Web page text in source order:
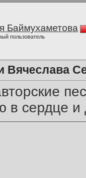
Баймухаметова
пользователь
Вячеслава
в сердце